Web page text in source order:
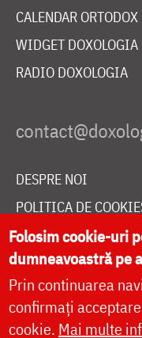
CALENDAR ORTODOX
WIDGET DOXOLOGIA
RADIO DOXOLOGIA
DESPRE NOI
POLITICA DE
DONEAZĂ ONLINE
LIVE
Folosim cookie-uri
dumneavoastră pe
Prin continuarea
confirmați
cookie. Mai multe